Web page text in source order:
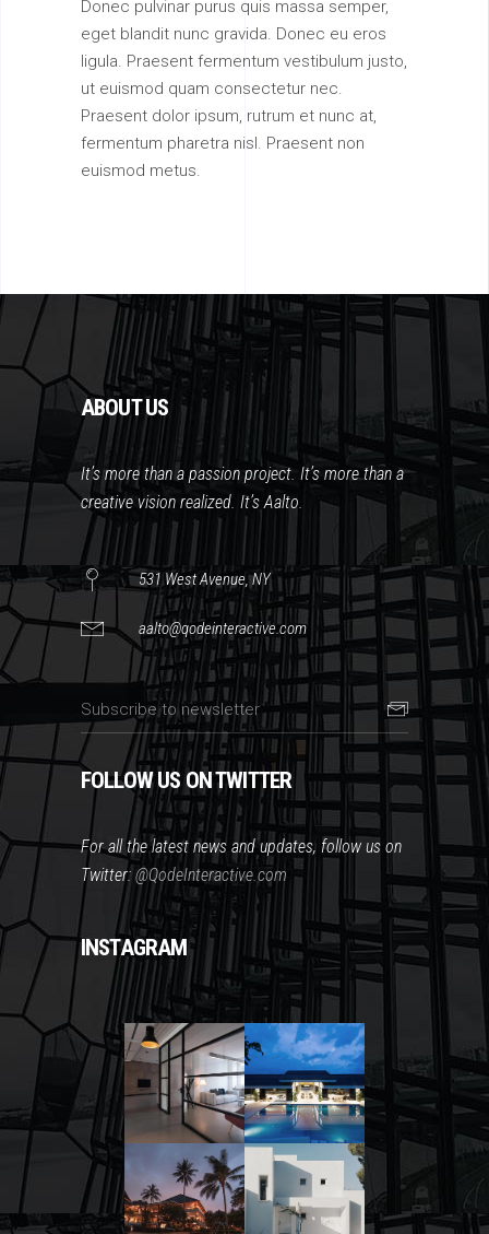
Donec pulvinar purus quis massa semper,
eget blandit nunc gravida. Donec eu eros
ligula. Praesent fermentum vestibulum justo,
ut euismod quam consectetur nec.
Praesent dolor ipsum, rutrum et nunc at,
fermentum pharetra nisl. Praesent non
euismod metus.
ABOUT US
It’s more than a passion project. It’s more than a
creative vision realized. It’s Aalto.
531 West Avenue, NY
aalto@qodeinteractive.com
FOLLOW US ON TWITTER
For all the latest news and updates, follow us on
Twitter:@QodeInteractive.com
INSTAGRAM